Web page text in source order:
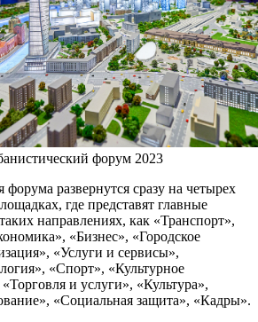
форум 2023
развернутся сразу на четырех
где представят главные
направлениях, как «Транспорт»,
«Бизнес», «Городское
«Услуги и сервисы»,
«Спорт», «Культурное
и услуги», «Культура»,
«Социальная защита», «Кадры».